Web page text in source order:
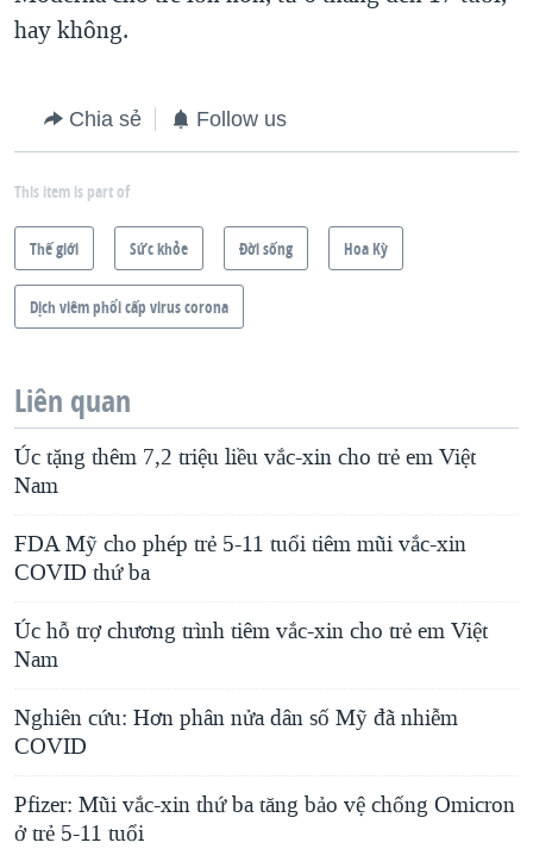
hay không.
Chia sẻ Follow us
This item is part of
Thế giới Sức khỏe Ðời sống Hoa Kỳ
Dịch viêm phổi cấp virus corona
Liên quan
Úc tặng thêm 7,2 triệu liều vắc-xin cho trẻ em Việt
Nam
FDA Mỹ cho phép trẻ 5-11 tuổi tiêm mũi vắc-xin
COVID thứ ba
Úc hỗ trợ chương trình tiêm vắc-xin cho trẻ em Việt
Nam
Nghiên cứu: Hơn phân nửa dân số Mỹ đã nhiễm
COVID
Pfizer: Mũi vắc-xin thứ ba tăng bảo vệ chống Omicron
ở trẻ 5-11 tuổi